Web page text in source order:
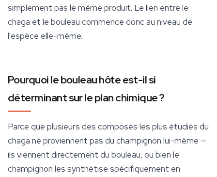
simplement pas le même produit. Le lien entre le
chaga et le bouleau commence donc au niveau de
l'espèce elle-même.
Pourquoi le bouleau hôte est-il si
déterminant sur le plan chimique ?
Parce que plusieurs des composés les plus étudiés du
chaga ne proviennent pas du champignon lui-même —
ils viennent directement du bouleau, ou bien le
champignon les synthétise spécifiquement en